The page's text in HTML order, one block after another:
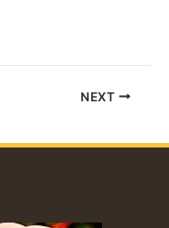
NEXT